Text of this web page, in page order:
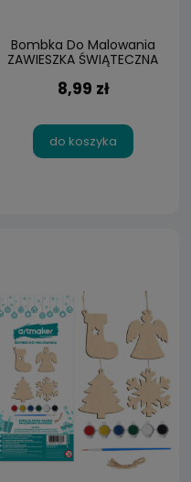
Bombka Do Malowania
ZAWIESZKA ŚWIĄTECZNA
8,99 zł
do koszyka